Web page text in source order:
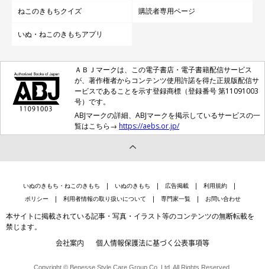
ねこのきもちクイズ 購読者専用ページ
いぬ・ねこのきもちアプリ
ＡＢＪマークは、この電子書店・電子書籍配信サービス
が、著作権者からコンテンツ使用許諾を得た正規版配信サ
ービスであることを示す登録商標（登録番号 第11091003
号）です。
ABJマークの詳細、ABJマークを掲示しているサービスの一
覧はこちら→ https://aebs.or.jp/
いぬのきもち・ねこのきもち いぬのきもち 広告掲載
利用規約
ポリシー
利用者情報の取り扱いについて 専門家一覧 お問い合わせ
本サイトに掲載されている記事・写真・イラスト等のコンテンツの無断転載を
禁じます。
会社案内 個人情報保護法に基づく公表事項等
Copyright © Benesse Style Care Group Co.,Ltd. All Rights Reserved.